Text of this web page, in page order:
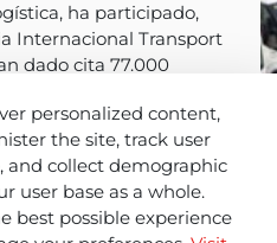
ha participado,
Internacional Transport
dado cita 77.000
como punto de
las compañías líderes
Supply Chain de Europa.
...
READ MORE
1 of 3
personalized content,
the site, track user
and collect demographic
user base as a whole.
best possible experience